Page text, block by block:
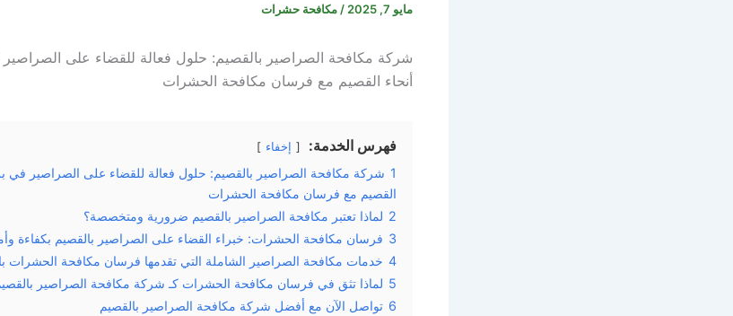
مايو 7, 2025 / مكافحة حشرات
شركة مكافحة الصراصير بالقصيم: حلول فعالة للقضاء على الصراصير
أنحاء القصيم مع فرسان مكافحة الحشرات
فهرس الخدمة: إخفاء
1 شركة مكافحة الصراصير بالقصيم: حلول فعالة للقضاء على الصراصير في
القصيم مع فرسان مكافحة الحشرات
2 لماذا تعتبر مكافحة الصراصير بالقصيم ضرورية ومتخصصة؟
3 فرسان مكافحة الحشرات: خبراء القضاء على الصراصير بالقصيم بكفاءة
4 خدمات مكافحة الصراصير الشاملة التي تقدمها فرسان مكافحة الحشرات
5 لماذا تثق في فرسان مكافحة الحشرات كـ شركة مكافحة الصراصير
6 تواصل الآن مع أفضل شركة مكافحة الصراصير بالقصيم